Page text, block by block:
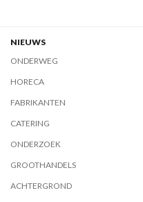
NIEUWS
ONDERWEG
HORECA
FABRIKANTEN
CATERING
ONDERZOEK
GROOTHANDELS
ACHTERGROND